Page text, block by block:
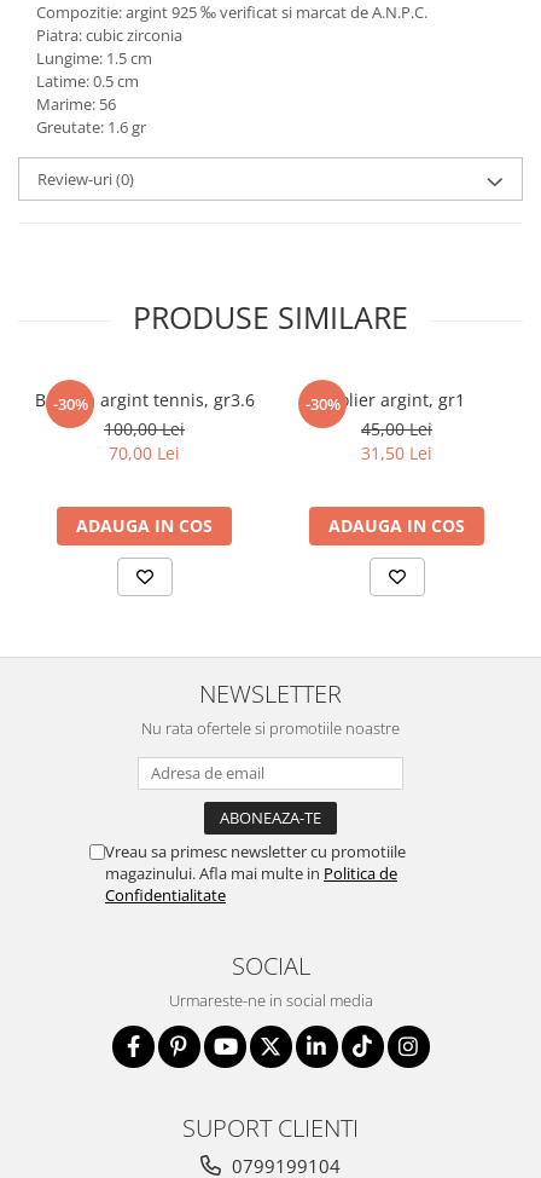
marimea 56
marimea 57
marimea 58
marimea 59
marimea 61
Compozitie: argint 925 ‰ verificat si marcat de A.N.P.C.
Piatra: cubic zirconia
Lungime: 1.5 cm
Latime: 0.5 cm
Marime: 56
Greutate: 1.6 gr
Review-uri(0)
PRODUSE SIMILARE
-30%
Bratara argint tennis, gr3.6
100,00 Lei
70,00 Lei
ADAUGA IN COS
-30%Colier argint, gr1
45,00 Lei
31,50 Lei
ADAUGA IN COS
NEWSLETTER
Nu rata ofertele si promotiile noastre
Vreau sa primesc newsletter cu promotiile
magazinului. Afla mai multe in Politica de
Confidentialitate
SOCIAL
Urmareste-ne in social media
SUPORT CLIENTI
0799199104